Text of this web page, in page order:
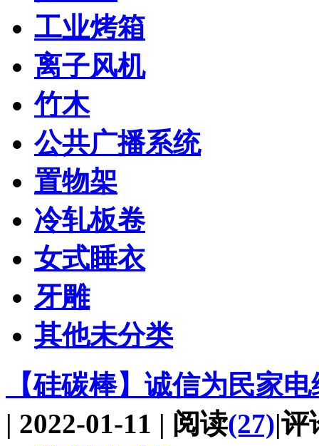
工业烤箱
离子风机
竹木
公共广播系统
置物架
冷轧板卷
女式睡衣
牙雕
其他未分类
【硅碳棒】 诚信为民家
| 2022-01-11 | 阅读(27)|评